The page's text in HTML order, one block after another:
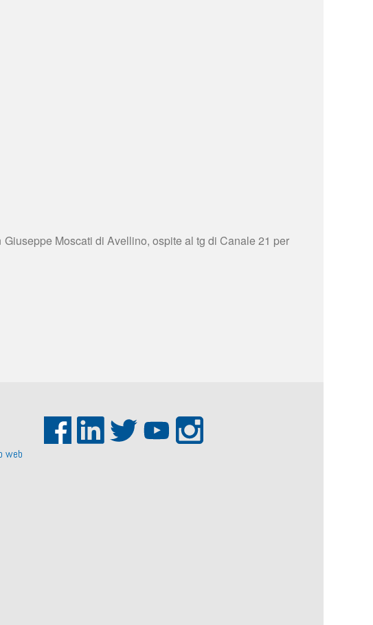
Moscati di Avellino, ospite al tg di Canale 21 per
web